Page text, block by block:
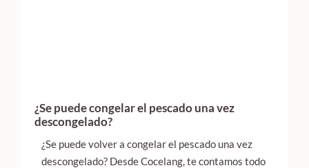
¿Se puede congelar el pescado una vez
descongelado?
¿Se puede volver a congelar el pescado una vez
descongelado? Desde Cocelang, te contamos todo